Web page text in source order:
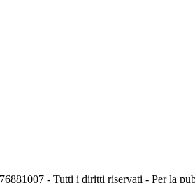
- Tutti i diritti riservati - Per la